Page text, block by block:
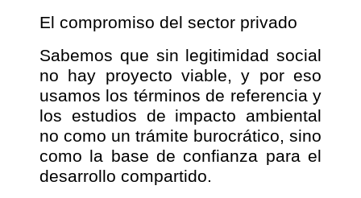
El compromiso del sector privado
Sabemos que sin legitimidad social
no hay proyecto viable, y por eso
usamos los términos de referencia y
los estudios de impacto ambiental
no como un trámite burocrático, sino
como la base de confianza para el
desarrollo compartido.